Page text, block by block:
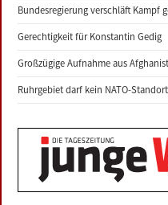
Bundesregierung verschläft Kampf
Gerechtigkeit für Konstantin Gedig
Großzügige Aufnahme aus
Ruhrgebiet darf kein NATO-